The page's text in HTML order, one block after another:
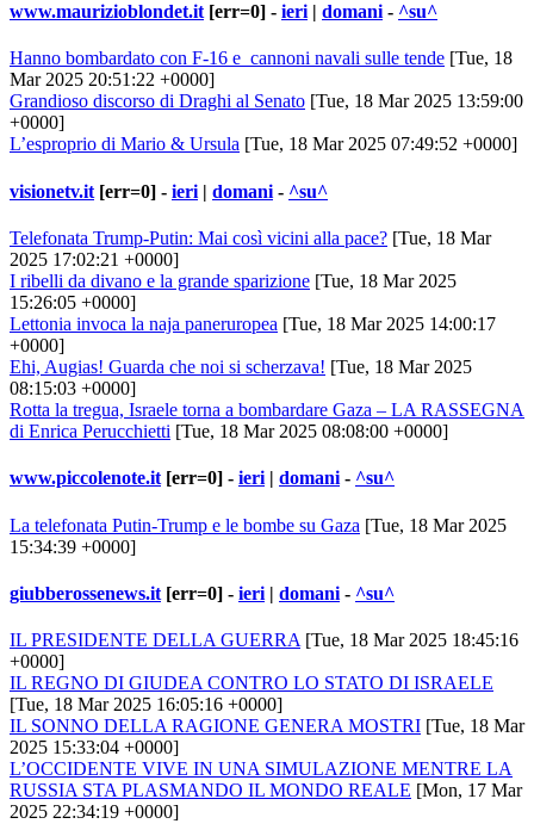
www.maurizioblondet.it [err=0] - ieri | domani - ^su^
Hanno bombardato con F-16 e cannoni navali sulle tende [Tue, 18
Mar 2025 20:51:22 +0000]
Grandioso discorso di Draghi al Senato [Tue, 18 Mar 2025 13:59:00
+0000]
L’esproprio di Mario & Ursula [Tue, 18 Mar 2025 07:49:52 +0000]
visionetv.it [err=0] - ieri | domani - ^su^
Telefonata Trump-Putin: Mai così vicini alla pace? [Tue, 18 Mar
2025 17:02:21 +0000]
I ribelli da divano e la grande sparizione [Tue, 18 Mar 2025
15:26:05 +0000]
Lettonia invoca la naja paneruropea [Tue, 18 Mar 2025 14:00:17
+0000]
Ehi, Augias! Guarda che noi si scherzava! [Tue, 18 Mar 2025
08:15:03 +0000]
Rotta la tregua, Israele torna a bombardare Gaza – LA RASSEGNA
di Enrica Perucchietti [Tue, 18 Mar 2025 08:08:00 +0000]
www.piccolenote.it [err=0] - ieri | domani - ^su^
La telefonata Putin-Trump e le bombe su Gaza [Tue, 18 Mar 2025
15:34:39 +0000]
giubberossenews.it [err=0] - ieri | domani - ^su^
IL PRESIDENTE DELLA GUERRA [Tue, 18 Mar 2025 18:45:16
+0000]
IL REGNO DI GIUDEA CONTRO LO STATO DI ISRAELE
[Tue, 18 Mar 2025 16:05:16 +0000]
IL SONNO DELLA RAGIONE GENERA MOSTRI [Tue, 18 Mar
2025 15:33:04 +0000]
L’OCCIDENTE VIVE IN UNA SIMULAZIONE MENTRE LA
RUSSIA STA PLASMANDO IL MONDO REALE [Mon, 17 Mar
2025 22:34:19 +0000]